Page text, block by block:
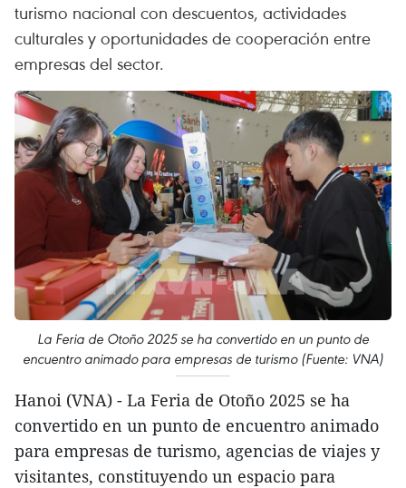
turismo nacional con descuentos, actividades
culturales y oportunidades de cooperación entre
empresas del sector.
La Feria de Otoño 2025 se ha convertido en un punto de
encuentro animado para empresas de turismo (Fuente: VNA)
Hanoi (VNA) - La Feria de Otoño 2025 se ha
convertido en un punto de encuentro animado
para empresas de turismo, agencias de viajes y
visitantes, constituyendo un espacio para